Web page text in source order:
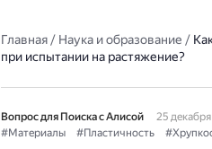
Главная/ Наука и образование /
при испытании на растяжение?
Вопрос для Поиска с Алисой
25 декабря
#Материалы
#Пластичность